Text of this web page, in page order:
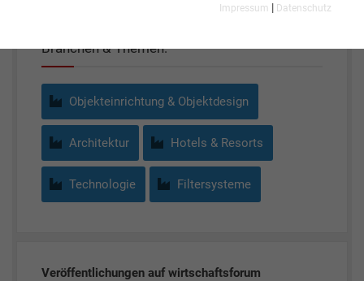
Branchen & Themen:
Objekteinrichtung & Objektdesign
Architektur Hotels & Resorts
Technologie Filtersysteme
Veröffentlichungen auf wirtschaftsforum
Impressum | Datenschutz